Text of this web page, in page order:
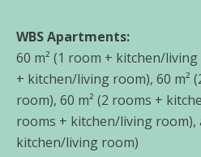
WBS Apartments:
60 m² (1 room + kitchen/
+ kitchen/living room), 60 m²
room), 60 m² (2 rooms +
rooms + kitchen/living room),
kitchen/living room)